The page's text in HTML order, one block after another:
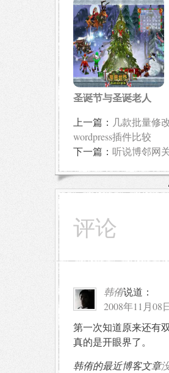
圣诞节与圣诞老人
上一篇： 几款批量修
wordpress插件比较
下一篇： 听说博邻网
评论
韩侑说道：
2008年11月08
第一次知道原来还有
真的是开眼界了。
韩侑的最近博客文章